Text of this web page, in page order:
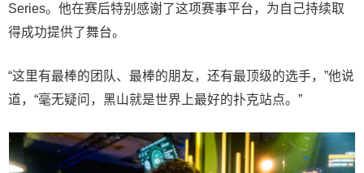
Series。他在赛后特别感谢了这项赛事平台，为自己持续取
得成功提供了舞台。
“这里有最棒的团队、最棒的朋友，还有最顶级的选手，”他说
道，“毫无疑问，黑山就是世界上最好的扑克站点。”